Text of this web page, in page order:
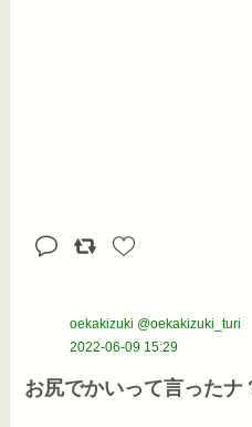
oekakizuki @oekakizuki_turi
2022-06-09 15:29
お尻でかいって言ったナ